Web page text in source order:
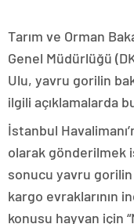
Tarım ve Orman
Genel Müdürlüğü
Ulu, yavru gorilin
ilgili açıklamalarda
İstanbul
olarak gönderilmek
sonucu yavru
kargo evraklarının
konusu hayvan için